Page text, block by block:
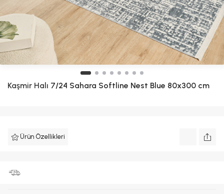
Kaşmir Halı 7/24 Sahara Softline Nest Blue 80x300 cm
Ürün Özellikleri